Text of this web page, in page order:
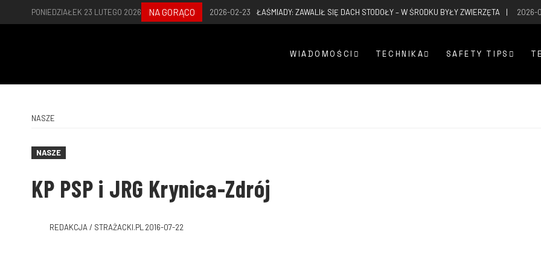
PONIEDZIAŁEK 23 LUTEGO 2026 NA GORĄCO 2026-02-23 ŁAŚMIADY: ZAWALIŁ SIĘ DACH STODOŁY – W ŚRODKU BYŁY ZWIERZĘTA 2026-
WIADOMOŚCI TECHNIKA SAFETY TIPS
NASZE
NASZE
KP PSP i JRG Krynica-Zdrój
REDAKCJA / STRAŻACKI.PL 2016-07-22